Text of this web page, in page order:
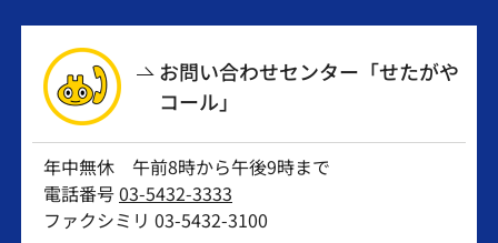
お問い合わせセンター「せたがや
コール」
年中無休 午前8時から午後9時まで
電話番号03-5432-3333
ファクシミリ 03-5432-3100